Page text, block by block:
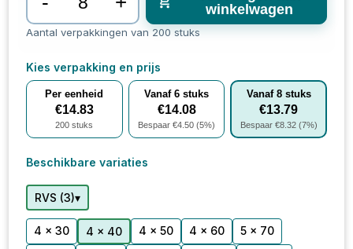
winkelwagen
Aantal verpakkingen van 200 stuks
Kies verpakking en prijs
Per eenheid
€14.83
200 stuks
Vanaf 6 stuks
€14.08
Bespaar €4.50 (5%)
Vanaf 8stuks
€13.79
Bespaar €8.32(7%)
Beschikbare variaties
RVS (3)▾
4 x 30 4 x 40 4 x 50 4 x 60
5 x 70